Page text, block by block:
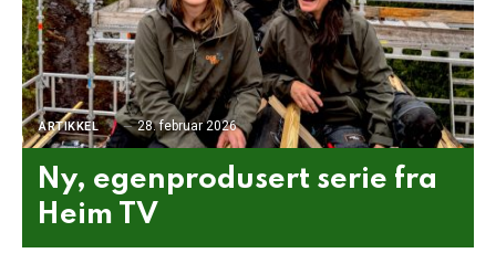
ARTIKKEL 28. februar 2026
Ny, egenprodusert serie fra
Heim TV